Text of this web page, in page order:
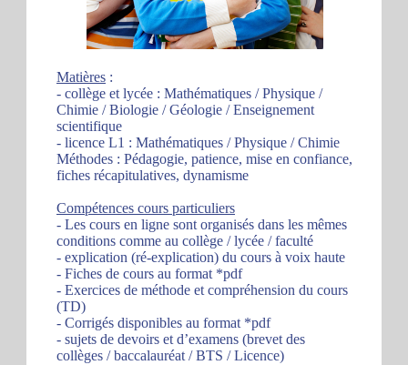
Matières :
- collège et lycée : Mathématiques / Physique /
Chimie / Biologie / Géologie / Enseignement
scientifique
- licence L1 : Mathématiques / Physique / Chimie
Méthodes : Pédagogie, patience, mise en confiance,
fiches récapitulatives, dynamisme
Compétences cours particuliers
- Les cours en ligne sont organisés dans les mêmes
conditions comme au collège / lycée / faculté
- explication (ré-explication) du cours à voix haute
- Fiches de cours au format *pdf
- Exercices de méthode et compréhension du cours
(TD)
- Corrigés disponibles au format *pdf
- sujets de devoirs et d’examens (brevet des
collèges / baccalauréat / BTS / Licence)